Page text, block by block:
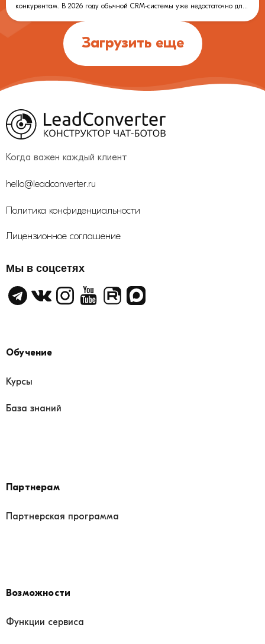
конкурентам. В 2026 году обычной CRM-системы уже недостаточно для
записываться в два клика. В этой статье разбираем, как выстроить
идеальную систему продаж: от выбора CRM до запуска чат-бота.
Узнайте, как снизить неявки до 1%, моментально закрывать «горящие
окошки» и оцифровать «сарафанное радио». Читайте гайд и создайте
программистов!
Загрузить еще
Когда важен каждый клиент
hello@leadconverter.ru
Политика конфиденциальности
Лицензионное соглашение
Мы в соцсетях
Обучение
Курсы
База знаний
Партнерам
Партнерская программа
Возможности
Функции сервиса